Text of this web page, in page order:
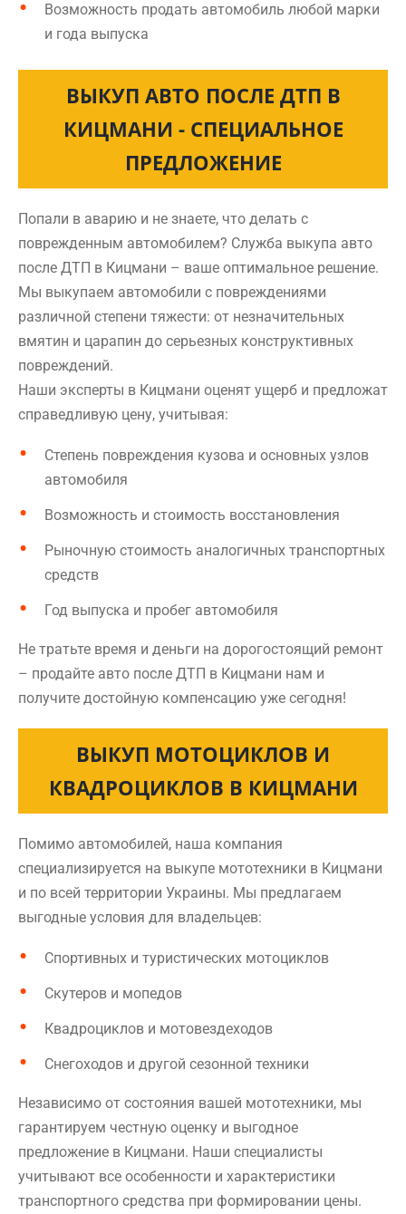
Возможность продать автомобиль любой марки
и года выпуска
ВЫКУП АВТО ПОСЛЕ ДТП В
КИЦМАНИ - СПЕЦИАЛЬНОЕ
ПРЕДЛОЖЕНИЕ
Попали в аварию и не знаете, что делать с
поврежденным автомобилем? Служба выкупа авто
после ДТП в Кицмани – ваше оптимальное решение.
Мы выкупаем автомобили с повреждениями
различной степени тяжести: от незначительных
вмятин и царапин до серьезных конструктивных
повреждений.
Наши эксперты в Кицмани оценят ущерб и предложат
справедливую цену, учитывая:
Степень повреждения кузова и основных узлов
автомобиля
Возможность и стоимость восстановления
Рыночную стоимость аналогичных транспортных
средств
Год выпуска и пробег автомобиля
Не тратьте время и деньги на дорогостоящий ремонт
– продайте авто после ДТП в Кицмани нам и
получите достойную компенсацию уже сегодня!
ВЫКУП МОТОЦИКЛОВ И
КВАДРОЦИКЛОВ В КИЦМАНИ
Помимо автомобилей, наша компания
специализируется на выкупе мототехники в Кицмани
и по всей территории Украины. Мы предлагаем
выгодные условия для владельцев:
Спортивных и туристических мотоциклов
Скутеров и мопедов
Квадроциклов и мотовездеходов
Снегоходов и другой сезонной техники
Независимо от состояния вашей мототехники, мы
гарантируем честную оценку и выгодное
предложение в Кицмани. Наши специалисты
учитывают все особенности и характеристики
транспортного средства при формировании цены.